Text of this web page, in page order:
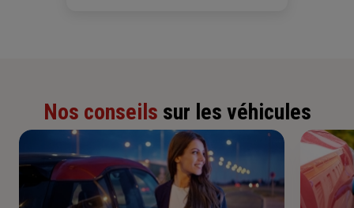
Nos conseils sur les véhicules